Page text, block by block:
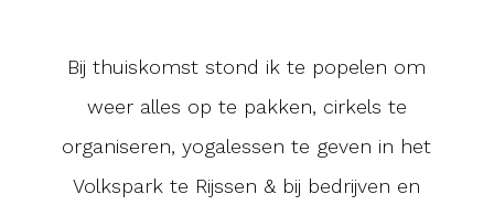
Bij thuiskomst stond ik te popelen om
weer alles op te pakken, cirkels te
organiseren, yogalessen te geven in het
Volkspark te Rijssen & bij bedrijven en